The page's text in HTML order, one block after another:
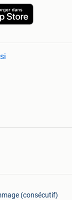
(consécutif)